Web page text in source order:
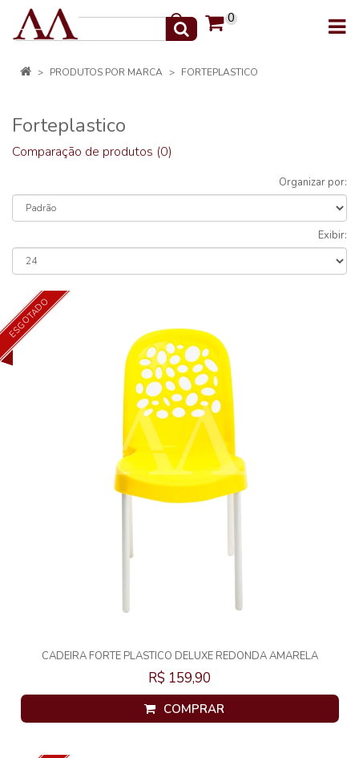
0
PRODUTOS POR MARCA FORTEPLASTICO
Forteplastico
Comparação de produtos (0)
Organizar por:
Exibir:
ESGOTADO
CADEIRA FORTE PLASTICO DELUXE REDONDA AMARELA
R$ 159,90
COMPRAR